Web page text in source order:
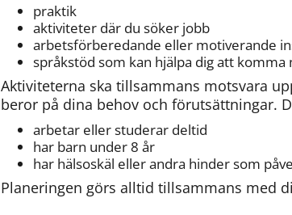
praktik
aktiviteter där du söker jobb
arbetsförberedande eller motiverande
språkstöd som kan hjälpa dig att
Aktiviteterna ska tillsammans motsvara
beror på dina behov och förutsättningar.
arbetar eller studerar deltid
har barn under 8 år
har hälsoskäl eller andra hinder som
Planeringen görs alltid tillsammans med